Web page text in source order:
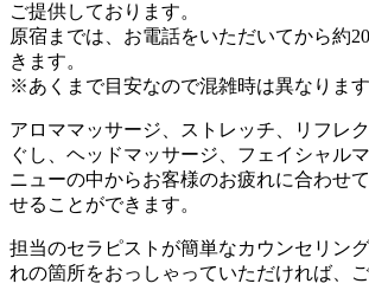
ご提供しております。
原宿までは、お電話をいただいてから約
きます。
※あくまで目安なので混雑時は異なります
アロママッサージ、ストレッチ、リフレ
ぐし、ヘッドマッサージ、フェイシャル
ニューの中からお客様のお疲れに合わせ
せることができます。
担当のセラピストが簡単なカウンセリン
れの箇所をおっしゃっていただければ、